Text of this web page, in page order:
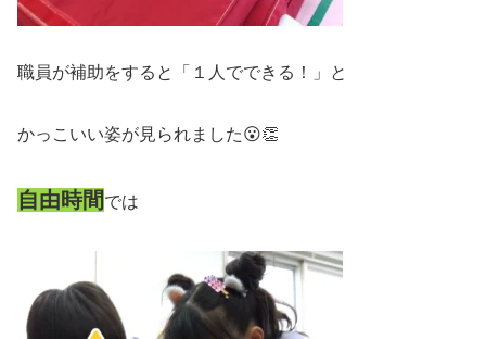
職員が補助をすると「１人でできる！」と
かっこいい姿が見られました😮👏
自由時間 では